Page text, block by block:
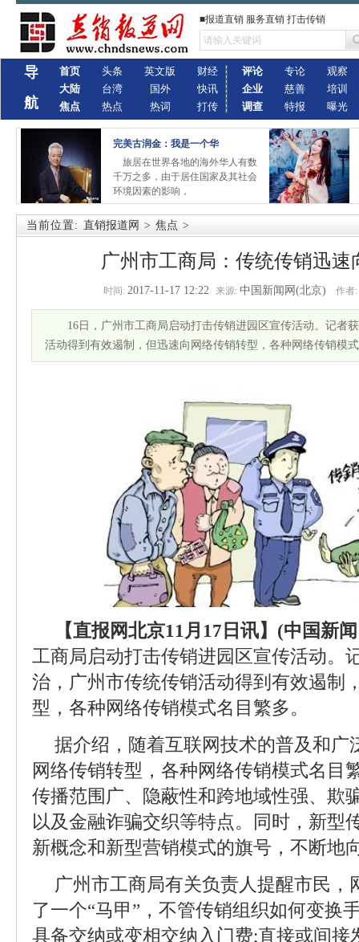
■报道直销 服务直销 打击传销
导
航
首页
大陆
焦点
头条
台湾
热点
英文版
国外
热词
财经
快讯
打传
评论
企业
调查
专论
慈善
特报
观察
培训
曝光
完美古润金：我是一个华
旅居在世界各地的海外华人有数
千万之多，由于居住国家及其社会
环境因素的影响，
当前位置: 直销报道网 > 焦点 >
广州市工商局：传统传销迅速
时间: 2017-11-17 12:22 来源: 中国新闻网(北京) 作者:
16日，广州市工商局启动打击传销进园区宣传活动。记者
活动得到有效遏制，但迅速向网络传销转型，各种网络传销模
【直报网北京11月17日讯】(中国新
工商局启动打击传销进园区宣传活动。
治，广州市传统传销活动得到有效遏制
型，各种网络传销模式名目繁多。
据介绍，随着互联网技术的普及和广
网络传销转型，各种网络传销模式名目
传播范围广、隐蔽性和跨地域性强、欺
以及金融诈骗交织等特点。同时，新型
新概念和新型营销模式的旗号，不断地
广州市工商局有关负责人提醒市民，
了一个“马甲”，不管传销组织如何变换
具备交纳或变相交纳入门费;直接或间接